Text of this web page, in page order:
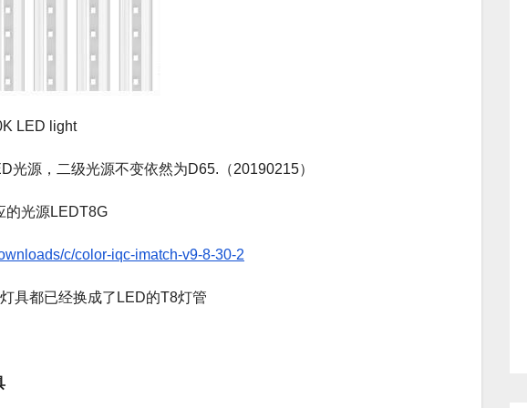
LED light
源，二级光源不变依然为D65.（20190215）
的光源LEDT8G
c/color-iqc-imatch-v9-8-30-2
具都已经换成了LED的T8灯管